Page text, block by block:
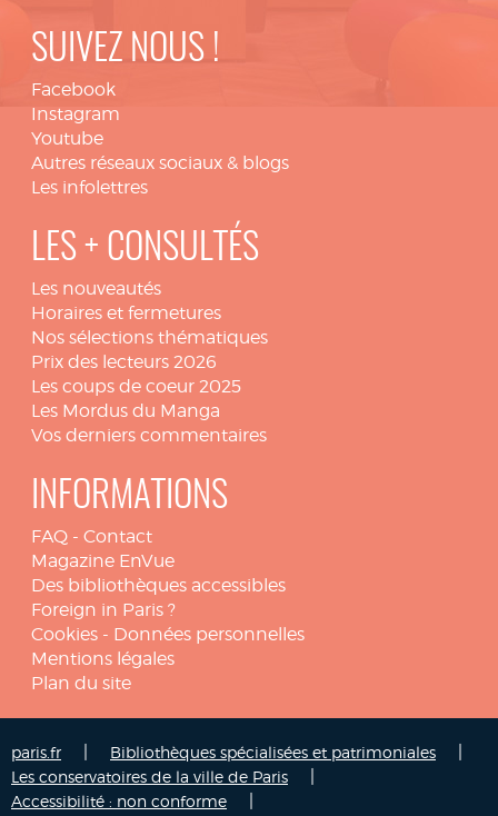
SUIVEZ NOUS !
Facebook
Instagram
Youtube
Autres réseaux sociaux & blogs
Les infolettres
LES + CONSULTÉS
Les nouveautés
Horaires et fermetures
Nos sélections thématiques
Prix des lecteurs 2026
Les coups de coeur 2025
Les Mordus du Manga
Vos derniers commentaires
INFORMATIONS
FAQ - Contact
Magazine EnVue
Des bibliothèques accessibles
Foreign in Paris ?
Cookies - Données personnelles
Mentions légales
Plan du site
paris.fr Bibliothèques spécialisées et patrimoniales
Les conservatoires de la ville de Paris
Accessibilité : non conforme